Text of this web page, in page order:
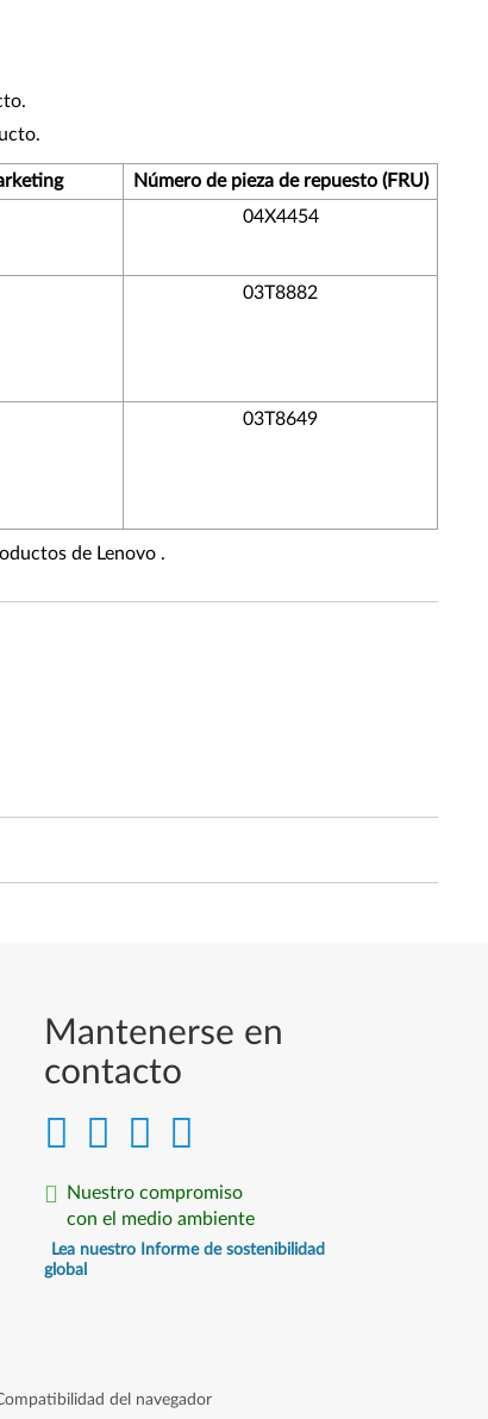
Número de pieza de repuesto (FRU)
04X4454
03T8882
03T8649
de Lenovo .
Mantenerse en
contacto
Nuestro compromiso
con el medio ambiente
Lea nuestro Informe de sostenibilidad
global
del navegador